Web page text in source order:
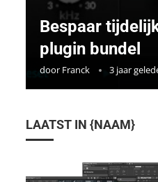
Bespaar
plugin bundel
door Franck 3 jaar
LAATST IN {NAAM}